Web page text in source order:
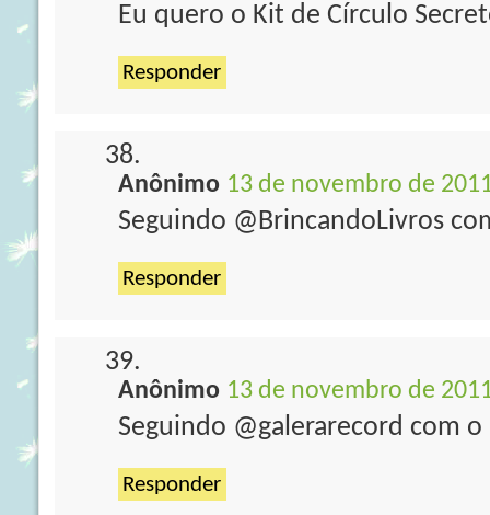
Eu quero o Kit de Círculo
Responder
Anônimo 13 de novembro de
Seguindo @BrincandoLivros
Responder
Anônimo 13 de novembro de
Seguindo @galerarecord com
Responder